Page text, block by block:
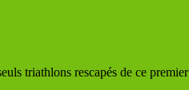
triathlons rescapés de ce premier